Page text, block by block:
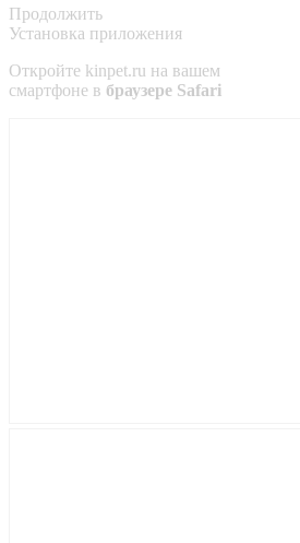
Продолжить
Установка приложения
Откройте kinpet.ru на вашем
смартфоне в браузере Safari